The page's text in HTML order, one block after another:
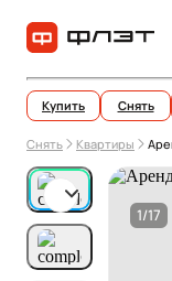
Купить Снять
Снять Квартиры
1/17